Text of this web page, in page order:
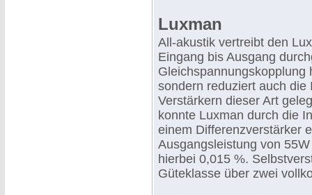
Luxman
All-akustik vertreibt den
Eingang bis Ausgang
Gleichspannungskopplung
sondern reduziert auch
Verstärkern dieser Art
konnte Luxman durch die
einem Differenzverstärker
Ausgangsleistung von
hierbei 0,015 %.
Güteklasse über zwei